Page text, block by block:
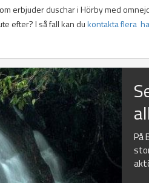
erbjuder duschar i Hörby med
efter? I så fall kan dukontakta flera
På